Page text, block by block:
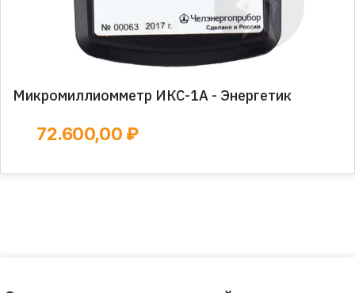
Микромиллиомметр ИКС-1А - Энергетик
72.600,00 ₽